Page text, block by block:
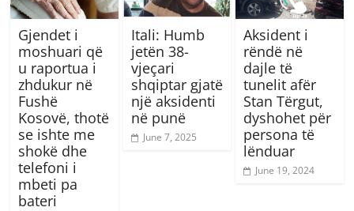
Gjendet i
moshuari që
u raportua i
zhdukur në
Fushë
Kosovë, thotë
se ishte me
shokë dhe
telefoni i
mbeti pa
bateri
Itali: Humb
jetën 38-
vjeçari
shqiptar gjatë
një aksidenti
në punë
June 7, 2025
Aksident i
rëndë në
dajle të
tunelit afër
Stan Tërgut,
dyshohet për
persona të
lënduar
June 19, 2024